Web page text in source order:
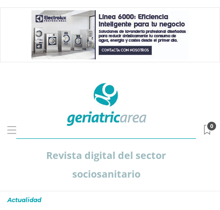
Revista digital del sector
sociosanitario
0
Actualidad